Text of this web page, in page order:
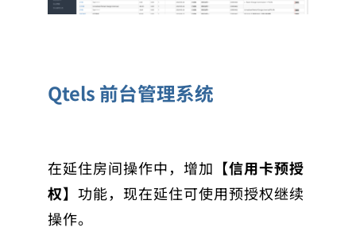
Qtels 前台管理系统
在延住房间操作中，增加 【信用卡预授
权】 功能，现在延住可使用预授权继续
操作。